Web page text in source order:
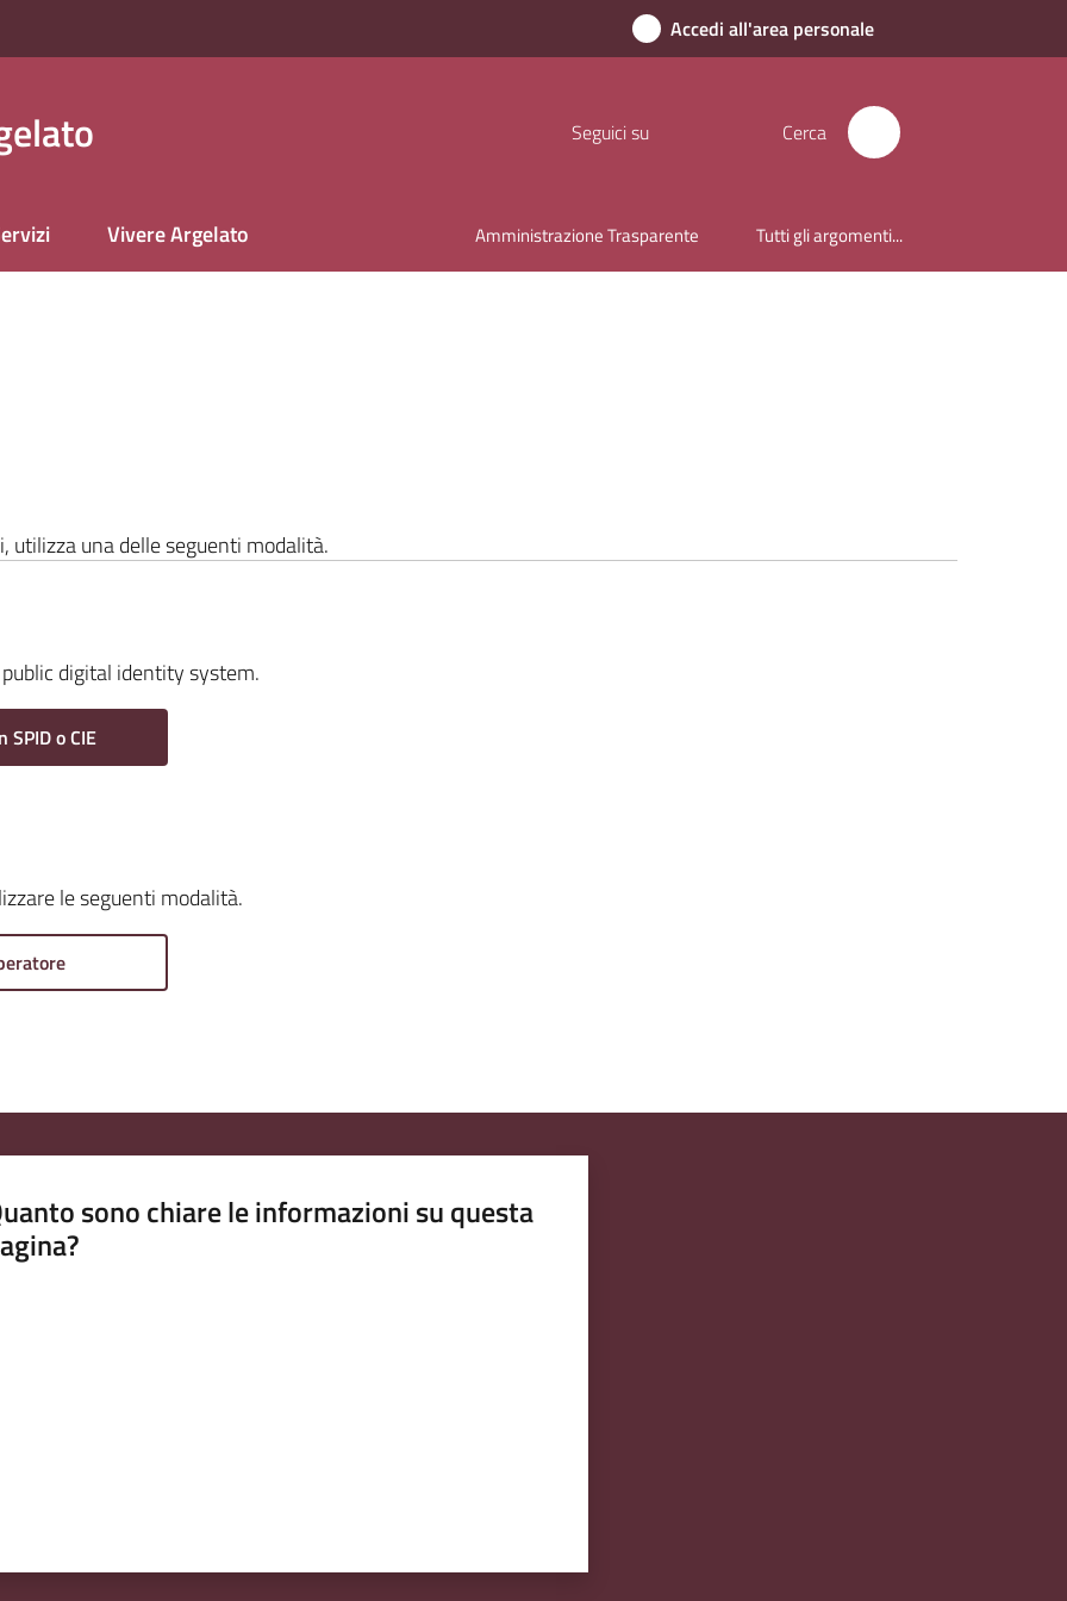
Accedi all'area personale
Seguici su Cerca
Vivere Argelato Amministrazione Trasparente Tutti gli argomenti...
utilizza una delle seguenti modalità.
digital identity system.
SPID o CIE
le seguenti modalità.
sono chiare le informazioni su questa